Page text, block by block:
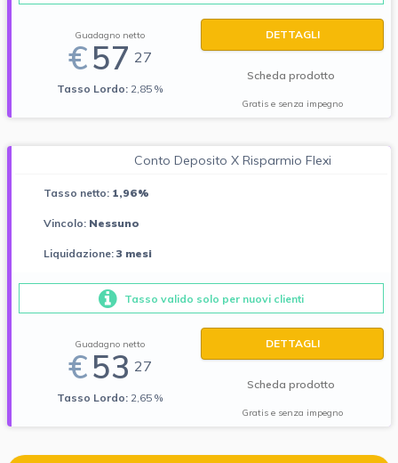
Guadagno netto
€57 27
Tasso Lordo: 2,85 %
DETTAGLI
Scheda prodotto
Gratis e senza impegno
Conto Deposito X Risparmio Flexi
Tasso netto: 1,96%
Vincolo: Nessuno
Liquidazione: 3 mesi
Tasso valido solo per nuovi clienti
Guadagno netto
€53 27
Tasso Lordo: 2,65 %
DETTAGLI
Scheda prodotto
Gratis e senza impegno